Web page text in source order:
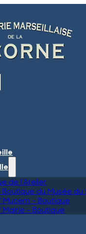
de l’Atelier
du Musée du
– Boutique
– Boutique